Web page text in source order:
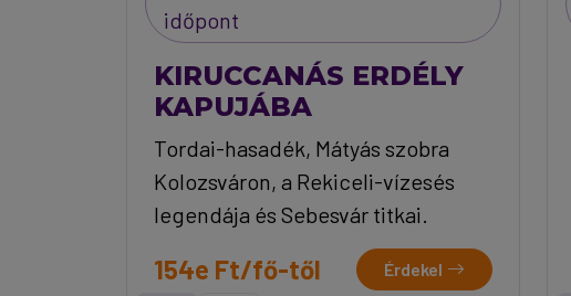
időpont
KIRUCCANÁS ERDÉLY
KAPUJÁBA
Tordai-hasadék, Mátyás szobra
Kolozsváron, a Rekiceli-vízesés
legendája és Sebesvár titkai.
154e Ft/fő-től Érdekel